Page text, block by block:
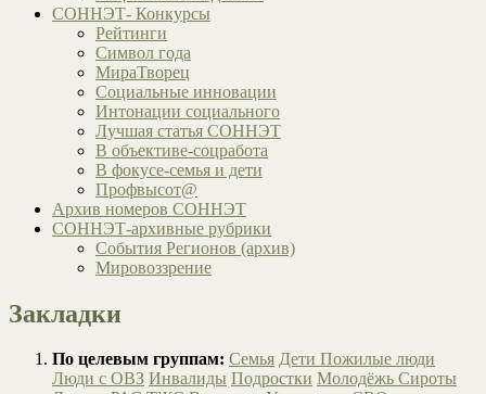
СОННЭТ- Конкурсы
Рейтинги
Символ года
МираТворец
Социальные инновации
Интонации социального
Лучшая статья СОННЭТ
В объективе-соцработа
В фокусе-семья и дети
Профвысот@
Архив номеров СОННЭТ
СОННЭТ-архивные рубрики
События Регионов (архив)
Мировоззрение
Закладки
По целевым группам: Семья Дети Пожилые люди
Люди с ОВЗ Инвалиды Подростки Молодёжь Сироты